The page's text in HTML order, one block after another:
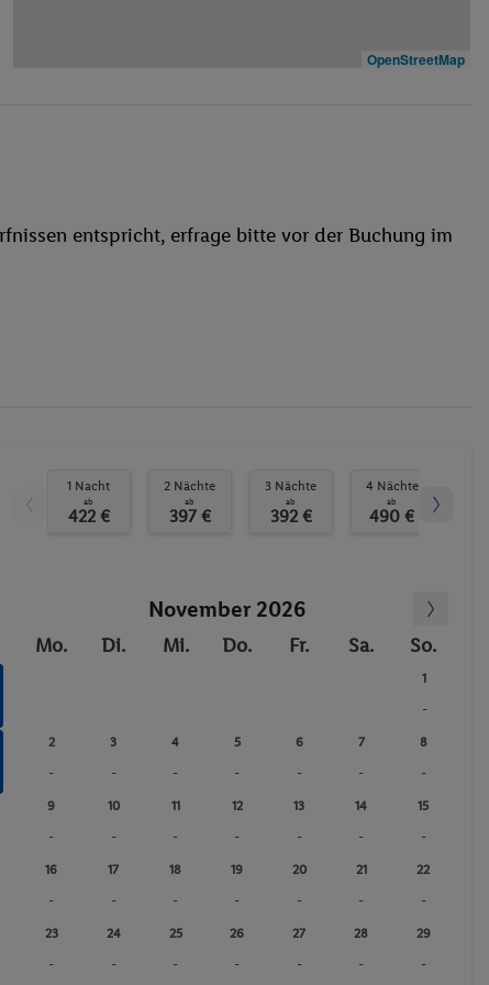
Whirlpool
OpenStreetMap
entspricht, erfrage bitte vor der Buchung im
1 Nacht
ab
422 €
2 Nächte
ab
397 €
3 Nächte
ab
392 €
4 Nächte
ab
490 €
November 2026
Mo. Di. Mi. Do. Fr. Sa. So.
1
-
2
-
3
-
4
-
5
-
6
-
7
-
8
-
9
-
10
-
11
-
12
-
13
-
14
-
15
-
16
-
17
-
18
-
19
-
20
-
21
-
22
-
23
-
24
-
25
-
26
-
27
-
28
-
29
-